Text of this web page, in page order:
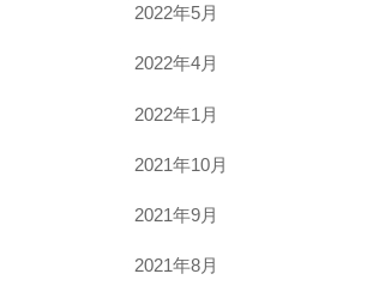
2022年5月
2022年4月
2022年1月
2021年10月
2021年9月
2021年8月